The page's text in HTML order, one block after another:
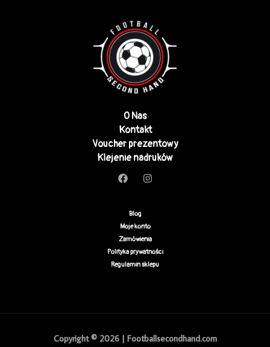
O Nas
Kontakt
Voucher prezentowy
Klejenie nadruków
Blog
Moje konto
Zamówienia
Polityka prywatności
Regulamin sklepu
Copyright © 2026 | Footballsecondhand.com